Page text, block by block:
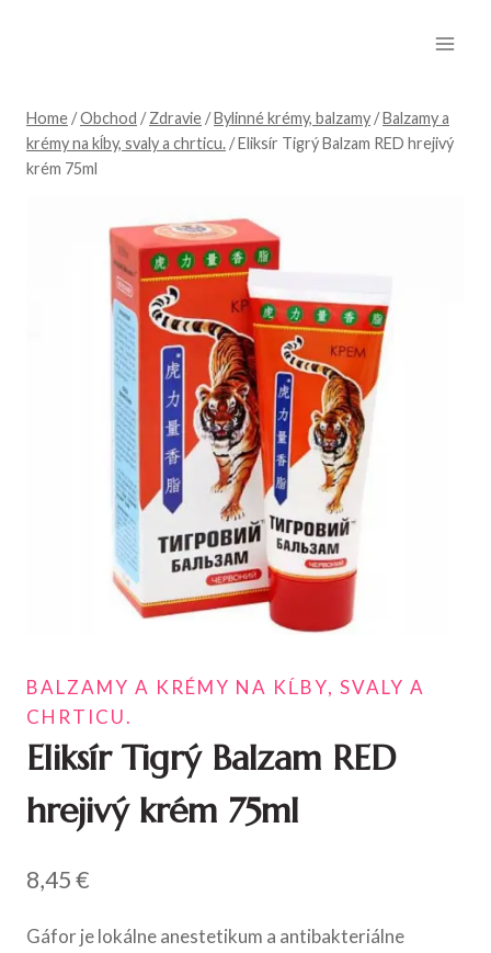
Home /Obchod / Zdravie /Bylinné krémy, balzamy /Balzamy a
krémy na kĺby, svaly a chrticu. /Eliksír Tigrý Balzam RED hrejivý
krém 75ml
BALZAMY A KRÉMY NA KĹBY, SVALY A
CHRTICU.
Eliksír Tigrý Balzam RED
hrejivý krém 75ml
8,45€
Gáfor je lokálne anestetikum a antibakteriálne